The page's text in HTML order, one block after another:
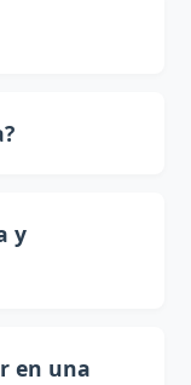
y
en una